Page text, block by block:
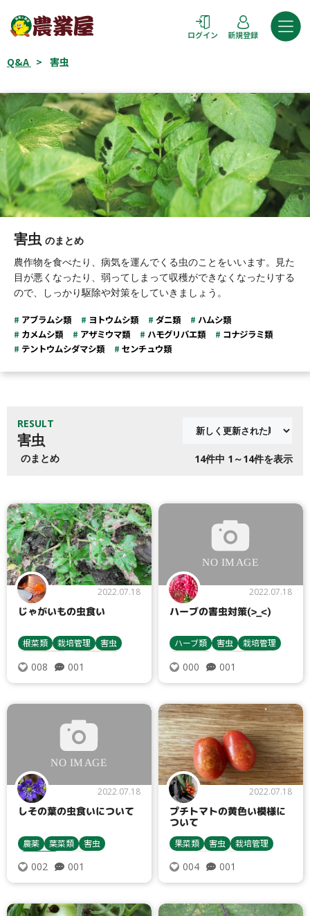
ン
ン
へ
ス
キ
ッ
プ
ログイン 新規登録
Q&A > 害虫
害虫 のまとめ
農作物を食べたり、病気を運んでくる虫のことをいいます。見た
目が悪くなったり、弱ってしまって収穫ができなくなったりする
ので、しっかり駆除や対策をしていきましょう。
アブラムシ類 ヨトウムシ類 ダニ類
ハムシ類
カメムシ類
アザミウマ類 ハモグリバエ類
コナジラミ類
テントウムシダマシ類
センチュウ類
RESULT
害虫
のまとめ 14件中 1～14件を表示
2022.07.18
じゃがいもの虫食い
根菜類 栽培管理
害虫
テントウムシダマシ類
008 001
2022.07.18
ハーブの害虫対策(>_<)
ハーブ類 害虫
栽培管理
アブラムシ類
000 001
2022.07.18
しその葉の虫食いについて
農薬 葉菜類
害虫
ヨトウムシ類
シソ
002 001
2022.07.18
プチトマトの黄色い模様に
ついて
果菜類 害虫
栽培管理
アザミウマ類
004 001